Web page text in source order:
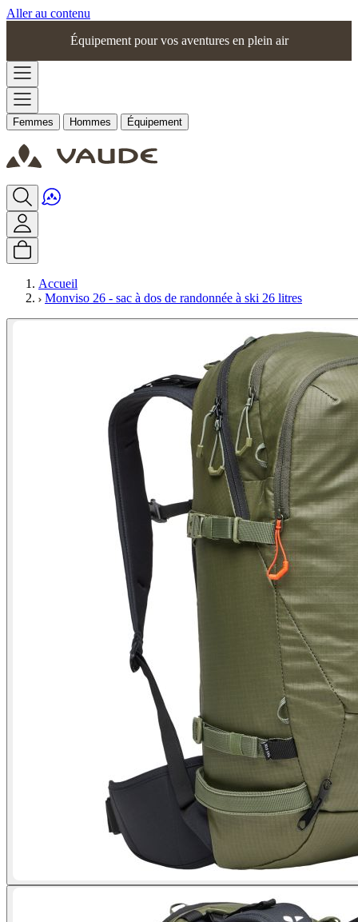
Aller au contenu
Équipement pour vos aventures en plein air
Femmes Hommes Équipement
Accueil
Monviso 26 - sac à dos de randonnée à ski 26 litres